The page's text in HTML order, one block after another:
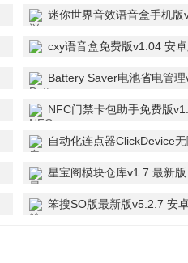
迷你世界音效语音盒手机版
cxy语音盒免费版v1.04 安
Battery Saver电池省电管
NFC门禁卡包助手免费版
自动化连点器ClickDevice
星宝阁模块仓库v1.7 最新版
笨搜SO版最新版v5.2.7 安